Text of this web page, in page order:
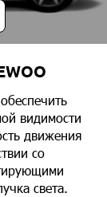
видимости
движения
со
света.